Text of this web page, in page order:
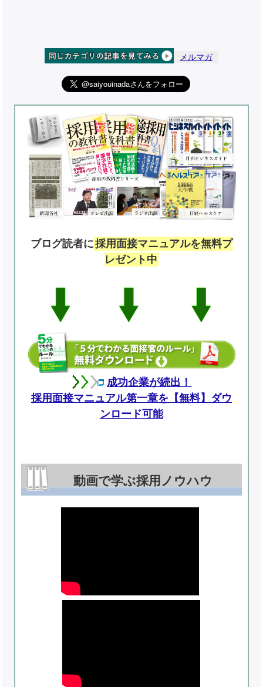
メルマガ
ブログ読者に採用面接マニュアルを無料プ
レゼント中
成功企業が続出！
採用面接マニュアル第一章を【無料】ダウ
ンロード可能
動画で学ぶ採用ノウハウ